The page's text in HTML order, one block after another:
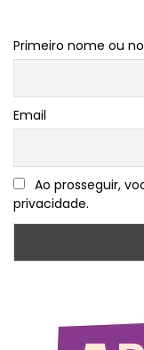
Primeiro nome ou
Email
Ao prosseguir,
privacidade.